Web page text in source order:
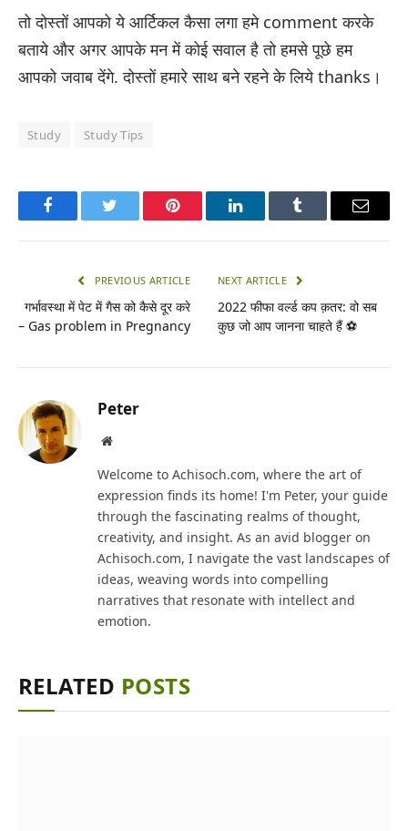
तो दोस्तों आपको ये आर्टिकल कैसा लगा हमे comment करके
बताये और अगर आपके मन में कोई सवाल है तो हमसे पूछे हम
आपको जवाब देंगे. दोस्तों हमारे साथ बने रहने के लिये thanks।
Study Study Tips
FacebookTwitter Pinterest LinkedInTumblr Email
PREVIOUS ARTICLE
गर्भावस्था में पेट में गैस को कैसे दूर करे
– Gas problem in Pregnancy
NEXT ARTICLE
2022 फीफा वर्ल्ड कप क़तर: वो सब
कुछ जो आप जानना चाहते हैं ⚽
Peter
Website
Welcome to Achisoch.com, where the art of
expression finds its home! I'm Peter, your guide
through the fascinating realms of thought,
creativity, and insight. As an avid blogger on
Achisoch.com, I navigate the vast landscapes of
ideas, weaving words into compelling
narratives that resonate with intellect and
emotion.
RELATED POSTS